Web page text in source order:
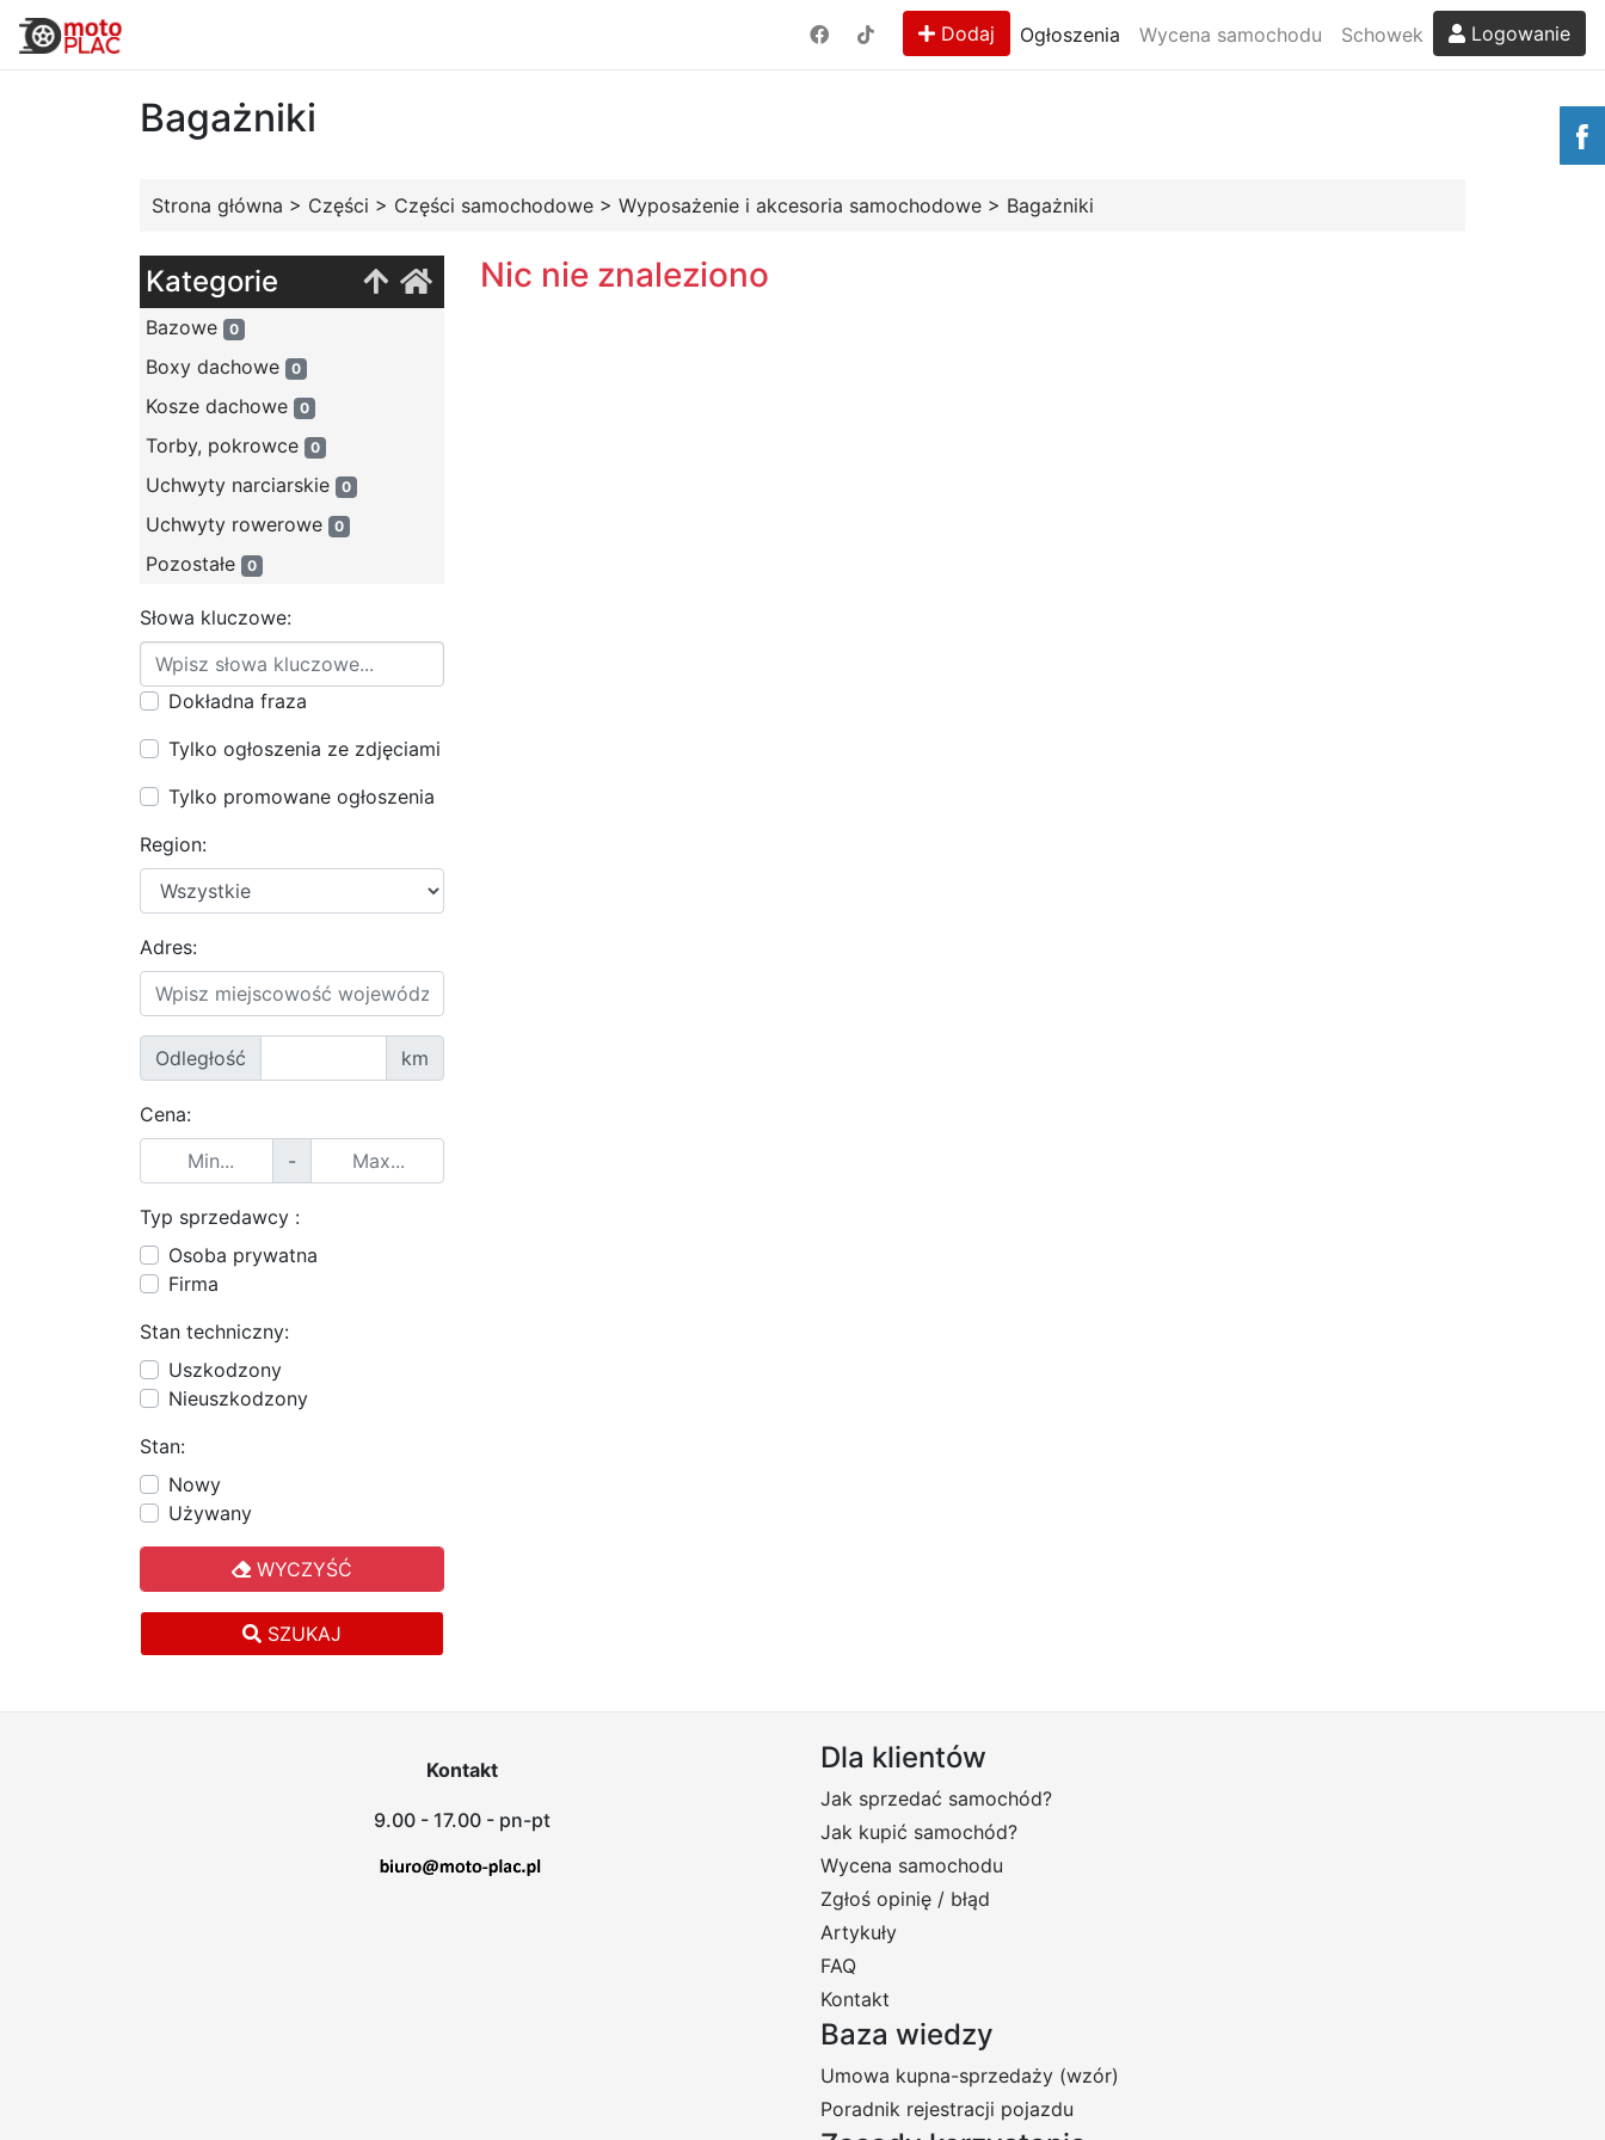
Dodaj Ogłoszenia Wycena samochodu Schowek Logowanie
Bagażniki
Strona główna > Części > Części samochodowe > Wyposażenie i akcesoria samochodowe > Bagażniki
Kategorie
Bazowe 0
Boxy dachowe 0
Kosze dachowe 0
Torby, pokrowce 0
Uchwyty narciarskie 0
Uchwyty rowerowe 0
Pozostałe 0
Słowa kluczowe:
Dokładna fraza
Tylko ogłoszenia ze zdjęciami
Tylko promowane ogłoszenia
Region:
Adres:
Odległość km
Cena:
-
Typ sprzedawcy :
Osoba prywatna
Firma
Stan techniczny:
Uszkodzony
Nieuszkodzony
Stan:
Nowy
Używany
WYCZYŚĆ
SZUKAJ
Nic nie znaleziono
Kontakt
9.00 - 17.00 - pn-pt
Dla klientów
Jak sprzedać samochód?
Jak kupić samochód?
Wycena samochodu
Zgłoś opinię / błąd
Artykuły
FAQ
Kontakt
Baza wiedzy
Umowa kupna-sprzedaży (wzór)
Poradnik rejestracji pojazdu